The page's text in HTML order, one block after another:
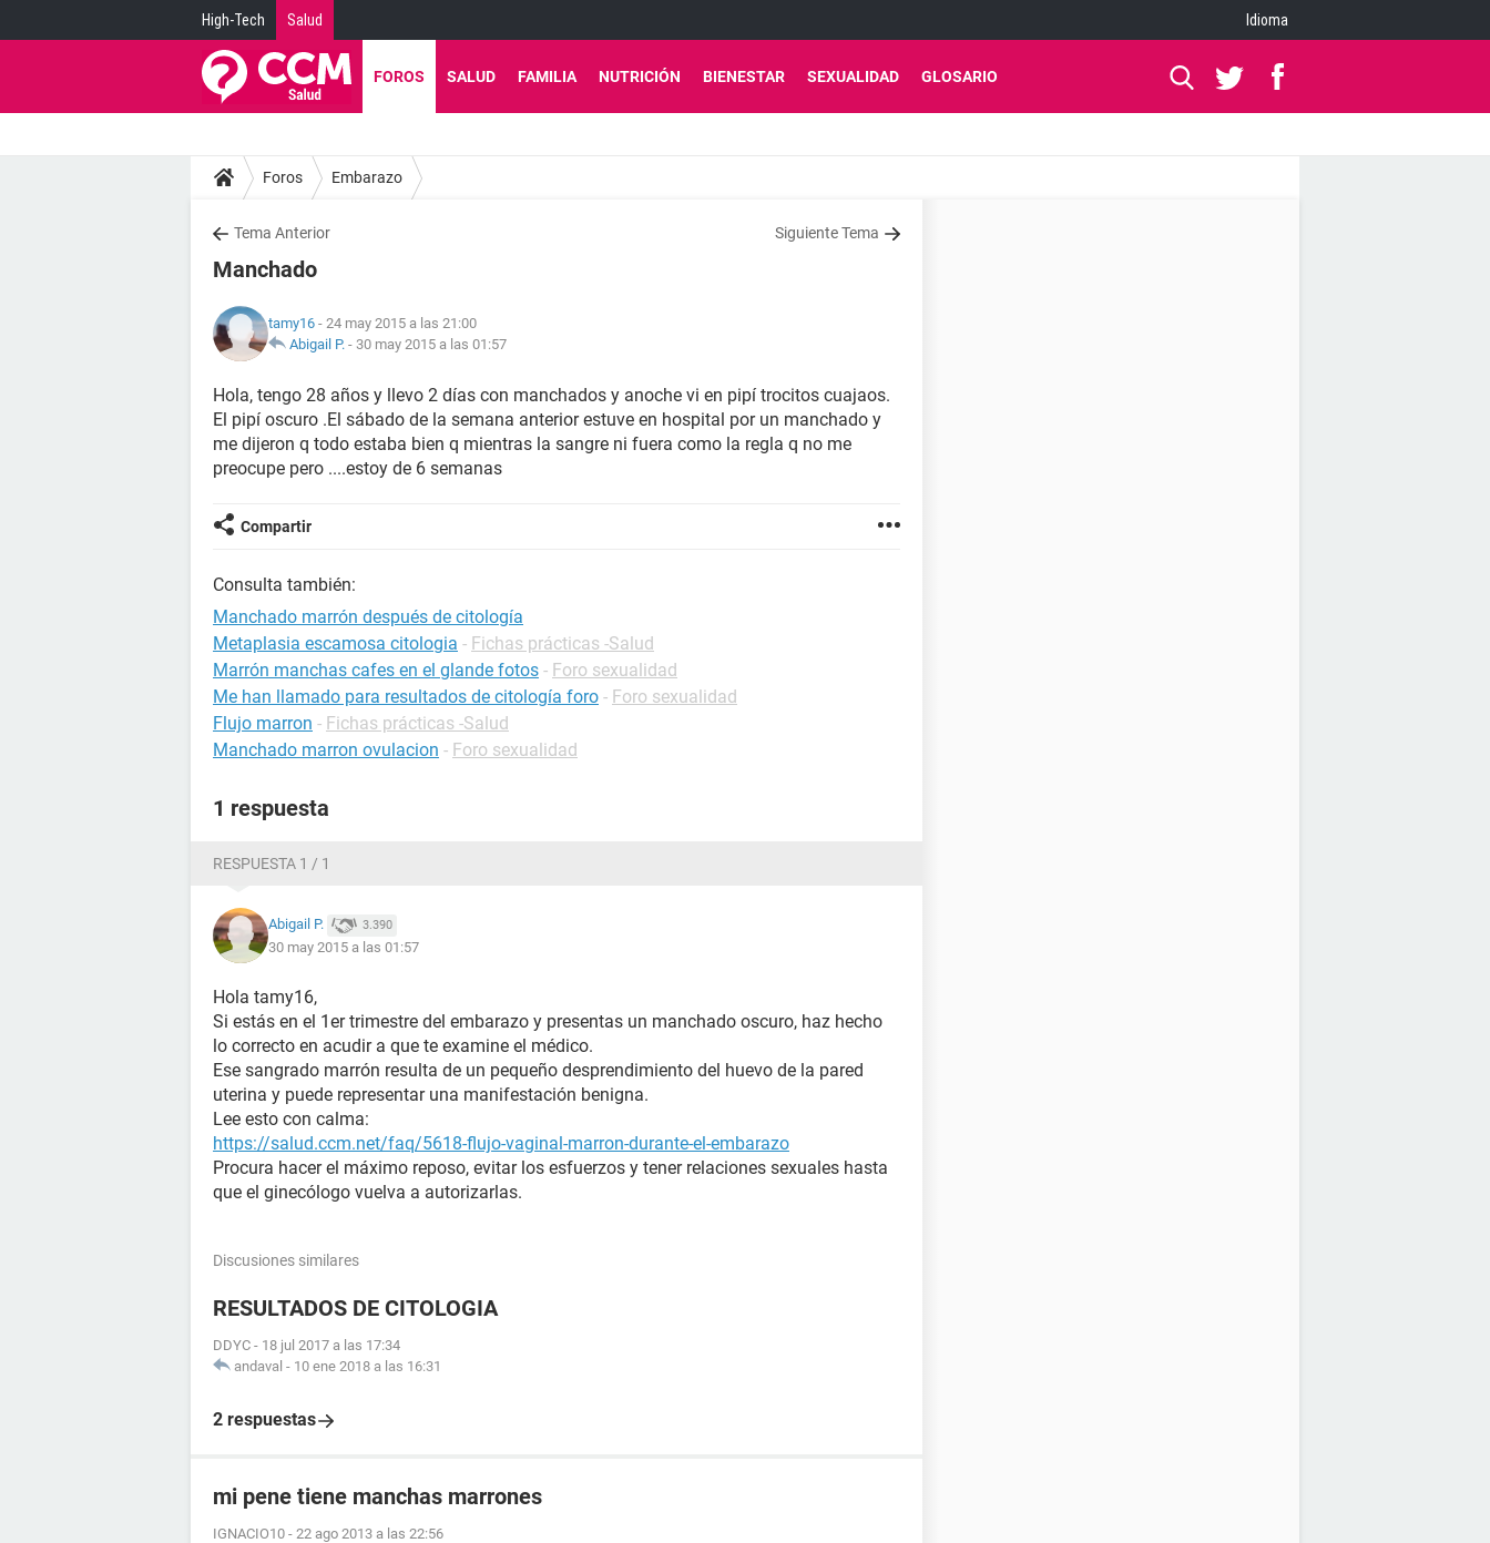
High-Tech Salud Idioma
FOROS SALUD FAMILIA NUTRICIÓN BIENESTAR SEXUALIDAD GLOSARIO
Foros Embarazo
Tema Anterior Siguiente Tema
Manchado
tamy16 - 24 may 2015 a las 21:00
Abigail P. - 30 may 2015 a las 01:57
Hola, tengo 28 años y llevo 2 días con manchados y anoche vi en pipí trocitos cuajaos.
El pipí oscuro .El sábado de la semana anterior estuve en hospital por un manchado y
me dijeron q todo estaba bien q mientras la sangre ni fuera como la regla q no me
preocupe pero ....estoy de 6 semanas
Compartir
Consulta también:
Manchado marrón después de citología
Metaplasia escamosa citologia - Fichas prácticas -Salud
Marrón manchas cafes en el glande fotos - Foro sexualidad
Me han llamado para resultados de citología foro - Foro sexualidad
Flujo marron - Fichas prácticas -Salud
Manchado marron ovulacion - Foro sexualidad
1 respuesta
RESPUESTA 1 / 1
Abigail P. 3.390
30 may 2015 a las 01:57
Hola tamy16,
Si estás en el 1er trimestre del embarazo y presentas un manchado oscuro, haz hecho
lo correcto en acudir a que te examine el médico.
Ese sangrado marrón resulta de un pequeño desprendimiento del huevo de la pared
uterina y puede representar una manifestación benigna.
Lee esto con calma:
https://salud.ccm.net/faq/5618-flujo-vaginal-marron-durante-el-embarazo
Procura hacer el máximo reposo, evitar los esfuerzos y tener relaciones sexuales hasta
que el ginecólogo vuelva a autorizarlas.
Discusiones similares
RESULTADOS DE CITOLOGIA
DDYC - 18 jul 2017 a las 17:34
andaval - 10 ene 2018 a las 16:31
2 respuestas
mi pene tiene manchas marrones
IGNACIO10 - 22 ago 2013 a las 22:56